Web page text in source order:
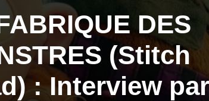
DES
(Stitch
: Interview par